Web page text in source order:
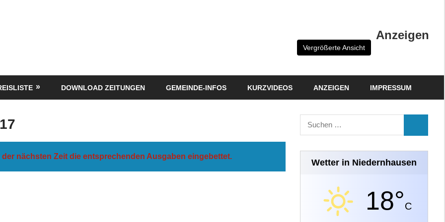
Anzeigen
Vergrößerte Ansicht
DOWNLOAD ZEITUNGEN GEMEINDE-INFOS KURZVIDEOS ANZEIGEN IMPRESSUM
der nächsten Zeit die entsprechenden Ausgaben eingebettet.
Suchen
nach:
Wetter in Niedernhausen
18°C